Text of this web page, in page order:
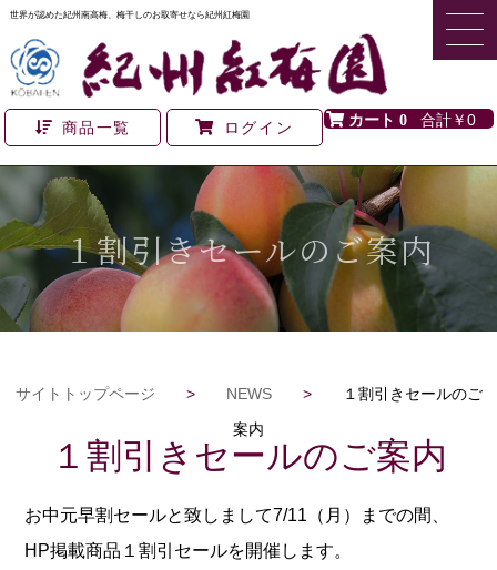
世界が認めた紀州南高梅、梅干しのお取寄せなら紀州紅梅園
商品一覧 ログイン 0 ￥0
１割引きセールのご案内
サイトトップページ > NEWS >
１割引きセールのご
案内
１割引きセールのご案内
お中元早割セールと致しまして7/11（月）までの間、
HP掲載商品１割引セールを開催します。